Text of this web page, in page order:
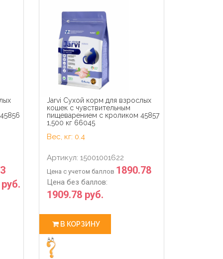
Jarvi Сухой корм для взрослых
кошек с чувствительным
пищеварением с кроликом 45857
1,500 кг 66045
Вес, кг: 0.4
Артикул: 15001001622
Цена с учетом баллов 1890.78
Цена без баллов:
1909.78 руб.
В КОРЗИНУ